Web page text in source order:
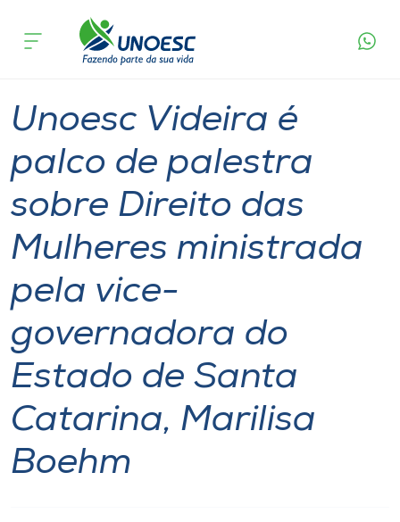
Cursos
Pesquisa
Atendimento ao Estudante
Portal de Ensino
A
Unoesc
Internacionalização
acontece
do Estado de Santa Catarina, Marilisa Boehm
Notícia de evento
Unoesc Videira é
palco de palestra
sobre Direito das
Mulheres ministrada
pela vice-
governadora do
Estado de Santa
Catarina, Marilisa
Boehm